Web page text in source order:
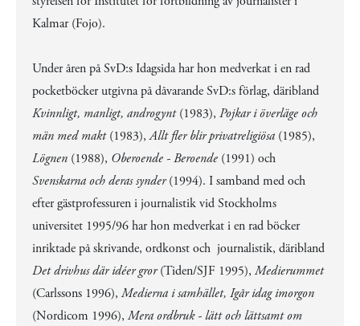
Kalmar (Fojo).
Under åren på SvD:s Idagsida har hon medverkat i en rad
pocketböcker utgivna på dåvarande SvD:s förlag, däribland
Kvinnligt, manligt, androgynt(1983), Pojkar i överläge och
män med makt(1983),Allt fler blir privatreligiösa (1985),
Lögnen (1988), Oberoende - Beroende (1991) och
Svenskarna och deras synder(1994). I samband med och
efter gästprofessuren i journalistik vid Stockholms
universitet 1995/96 har hon medverkat i en rad böcker
inriktade på skrivande, ordkonst och journalistik, däribland
Det drivhus där idéer gror(Tiden/SJF 1995), Medierummet
(Carlssons 1996), Medierna i samhället, Igår idag imorgon
(Nordicom 1996), Mera ordbruk - lätt och lättsamt om